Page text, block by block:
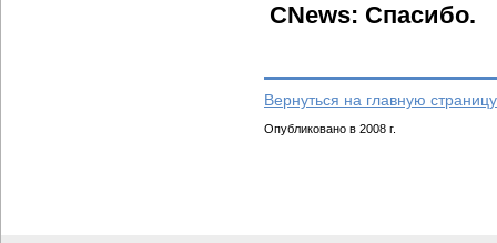
CNews: Спасибо.
Вернуться на главную
Опубликовано в 2008 г.